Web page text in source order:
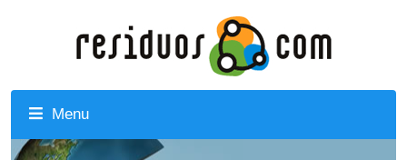
Menu